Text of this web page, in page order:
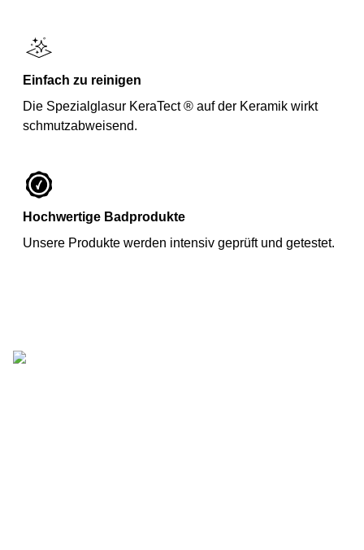
Einfach zu reinigen
Die Spezialglasur KeraTect ® auf der Keramik wirkt
schmutzabweisend.
Hochwertige Badprodukte
Unsere Produkte werden intensiv geprüft und getestet.